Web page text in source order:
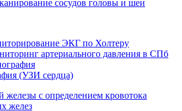
сосудов головы и шеи
ЭКГ по Холтеру
артериального давления в СПб
(УЗИ сердца)
с определением кровотока
желез